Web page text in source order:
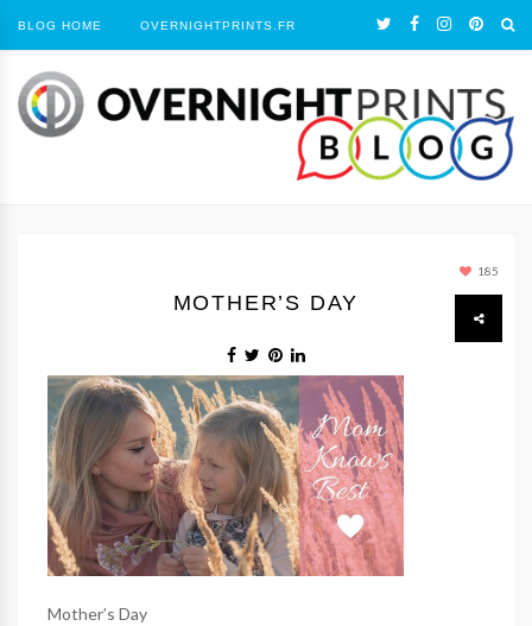
BLOG HOME OVERNIGHTPRINTS.FR
185
MOTHER’S DAY
Mother’s Day